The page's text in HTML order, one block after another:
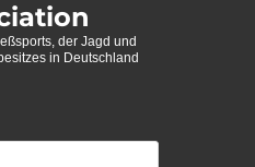
der Jagd und
in Deutschland